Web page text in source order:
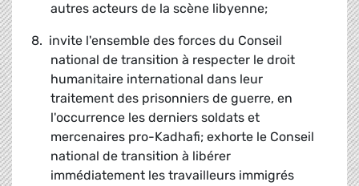
autres acteurs de la scène libyenne;
8. invite l'ensemble des forces du Conseil
national de transition à respecter le droit
humanitaire international dans leur
traitement des prisonniers de guerre, en
l'occurrence les derniers soldats et
mercenaires pro-Kadhafi; exhorte le Conseil
national de transition à libérer
immédiatement les travailleurs immigrés